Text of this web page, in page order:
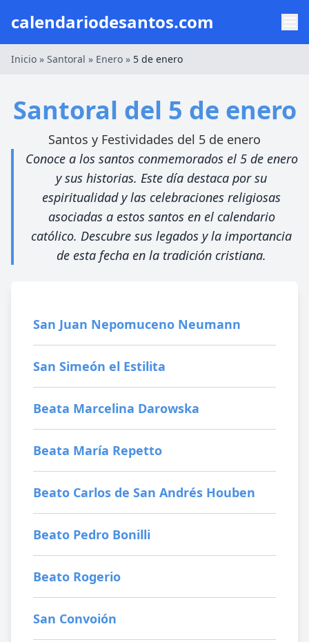
calendariodesantos.com
Inicio » Santoral » Enero » 5 de enero
Santoral del 5 de enero
Santos y Festividades del 5 de enero
Conoce a los santos conmemorados el 5 de enero
y sus historias. Este día destaca por su
espiritualidad y las celebraciones religiosas
asociadas a estos santos en el calendario
católico. Descubre sus legados y la importancia
de esta fecha en la tradición cristiana.
San Juan Nepomuceno Neumann
San Simeón el Estilita
Beata Marcelina Darowska
Beata María Repetto
Beato Carlos de San Andrés Houben
Beato Pedro Bonilli
Beato Rogerio
San Convoión